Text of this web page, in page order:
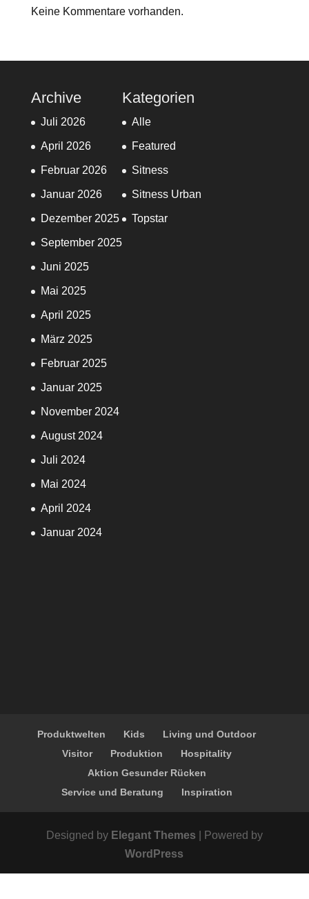
Keine Kommentare vorhanden.
Archive
Juli 2026
April 2026
Februar 2026
Januar 2026
Dezember 2025
September 2025
Juni 2025
Mai 2025
April 2025
März 2025
Februar 2025
Januar 2025
November 2024
August 2024
Juli 2024
Mai 2024
April 2024
Januar 2024
Kategorien
Alle
Featured
Sitness
Sitness Urban
Topstar
Produktwelten Kids
Living und Outdoor
Visitor
Produktion
Hospitality
Aktion Gesunder Rücken
Service und Beratung
Inspiration
Designed by Elegant Themes | Powered by
WordPress